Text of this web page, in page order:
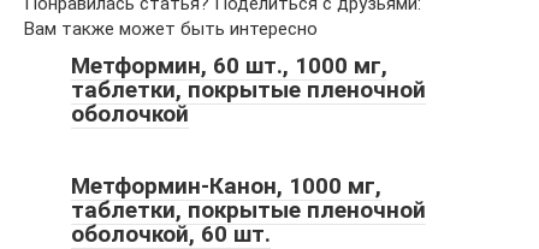
Вам также может быть интересно
Метформин, 60 шт., 1000 мг,
таблетки, покрытые пленочной
оболочкой
Метформин-Канон, 1000 мг,
таблетки, покрытые пленочной
оболочкой, 60 шт.